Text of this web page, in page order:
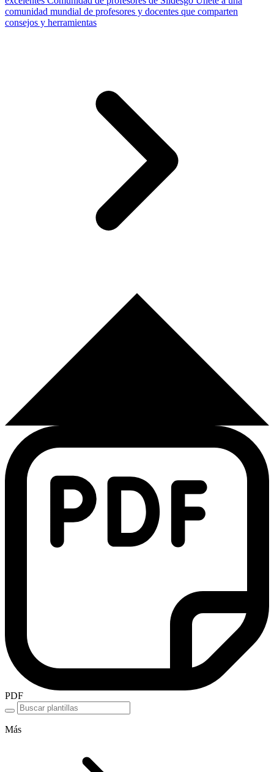
comunidad mundial de profesores y docentes que comparten
consejos y herramientas
PDF
Más